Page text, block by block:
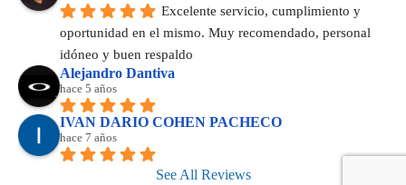
Excelente servicio, cumplimiento y
oportunidad en el mismo. Muy recomendado, personal
idóneo y buen respaldo
Alejandro Dantiva
hace 5 años
IVAN DARIO COHEN PACHECO
hace 7 años
See All Reviews